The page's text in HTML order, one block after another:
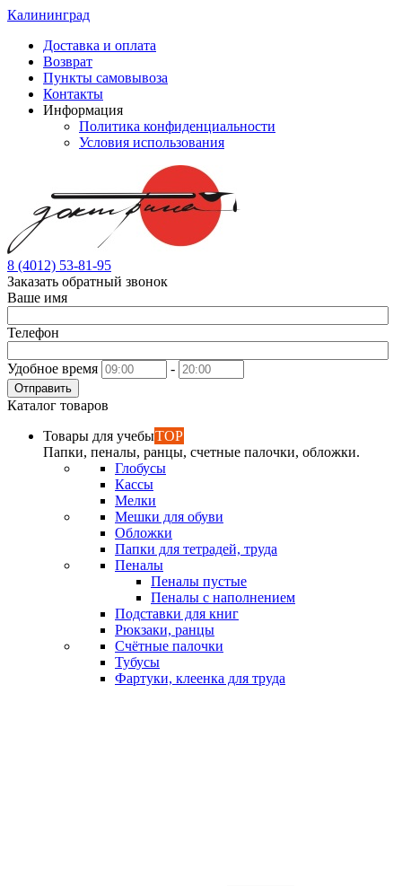
Калининград
Доставка и оплата
Возврат
Пункты самовывоза
Контакты
Информация
Политика конфиденциальности
Условия использования
8 (4012) 53-81-95
Заказать обратный звонок
Ваше имя
Телефон
Удобное время -
Отправить
Каталог товаров
Товары для учебыTOP
Папки, пеналы, ранцы, счетные палочки, обложки.
Глобусы
Кассы
Мелки
Мешки для обуви
Обложки
Папки для тетрадей, труда
Пеналы
Пеналы пустые
Пеналы с наполнением
Подставки для книг
Рюкзаки, ранцы
Счётные палочки
Тубусы
Фартуки, клеенка для труда